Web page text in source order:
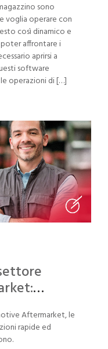
sono
voglia operare con
così dinamico e
affrontare i
aprirsi a
software
operazioni di […]
Aftermarket, le
rapide ed